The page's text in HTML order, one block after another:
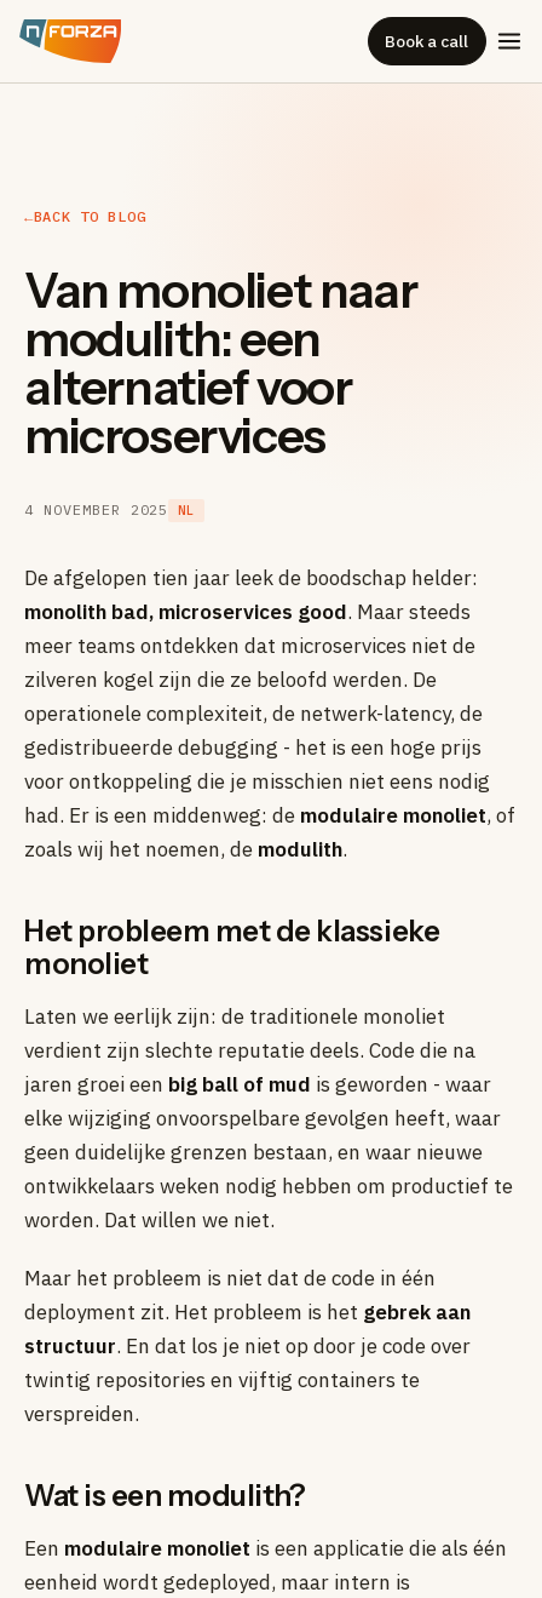
Book a call
←BACK TO BLOG
Van monoliet naar
modulith: een
alternatief voor
microservices
4 NOVEMBER 2025 NL
De afgelopen tien jaar leek de boodschap helder:
monolith bad, microservices good. Maar steeds
meer teams ontdekken dat microservices niet de
zilveren kogel zijn die ze beloofd werden. De
operationele complexiteit, de netwerk-latency, de
gedistribueerde debugging - het is een hoge prijs
voor ontkoppeling die je misschien niet eens nodig
had. Er is een middenweg: de modulaire monoliet, of
zoals wij het noemen, de modulith.
Het probleem met de klassieke
monoliet
Laten we eerlijk zijn: de traditionele monoliet
verdient zijn slechte reputatie deels. Code die na
jaren groei een big ball of mud is geworden - waar
elke wijziging onvoorspelbare gevolgen heeft, waar
geen duidelijke grenzen bestaan, en waar nieuwe
ontwikkelaars weken nodig hebben om productief te
worden. Dat willen we niet.
Maar het probleem is niet dat de code in één
deployment zit. Het probleem is het gebrek aan
structuur. En dat los je niet op door je code over
twintig repositories en vijftig containers te
verspreiden.
Wat is een modulith?
Een modulaire monoliet is een applicatie die als één
eenheid wordt gedeployed, maar intern is